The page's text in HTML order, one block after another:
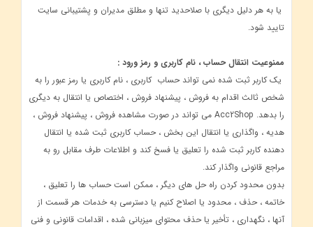
یا به هر دلیل دیگری با صلاحدید تنها و مطلق مدیران و پشتیبانی سایت
تایید شود.
ممنوعیت انتقال حساب ، نام کاربری و رمز ورود :
یک کاربر ثبت شده نمی تواند حساب کاربری ، نام کاربری یا رمز عبور را به
شخص ثالث اقدام به فروش ، پیشنهاد فروش ، اختصاص یا انتقال به دیگری
را بدهد. Acc2Shop می تواند در صورت مشاهده فروش ، پیشنهاد فروش ،
هدیه ، واگذاری یا انتقال این بخش ، حساب کاربری ثبت شده یا انتقال
دهنده کاربر ثبت شده را تعلیق یا فسخ کند و اطلاعات طرف مقابل رو به
مراجع قانونی واگذار کند.
بدون محدود کردن راه حل های دیگر ، ممکن است حساب ها را تعلیق ،
خاتمه ، حذف ، محدود یا اصلاح کنیم یا دسترسی به خدمات هر قسمت از
آنها ، نگهداری ، تأخیر یا حذف محتوای میزبانی شده ، اقدامات قانونی و فنی